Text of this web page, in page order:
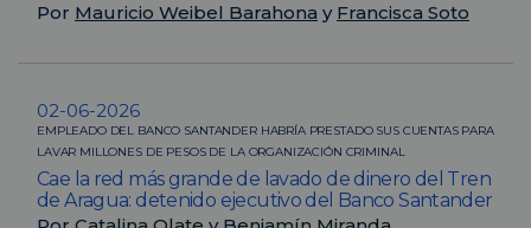
Por Mauricio Weibel Barahona y Francisca Soto
02-06-2026
EMPLEADO DEL BANCO SANTANDER HABRÍA PRESTADO SUS CUENTAS PARA
LAVAR MILLONES DE PESOS DE LA ORGANIZACIÓN CRIMINAL
Cae la red más grande de lavado de dinero del Tren
de Aragua: detenido ejecutivo del Banco Santander